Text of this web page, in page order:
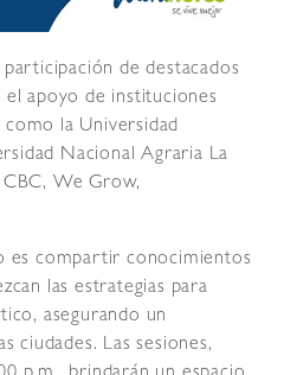
de destacados
el apoyo de instituciones
como la Universidad
Nacional Agraria La
We Grow,
es compartir conocimientos
las estrategias para
asegurando un
ciudades. Las sesiones,